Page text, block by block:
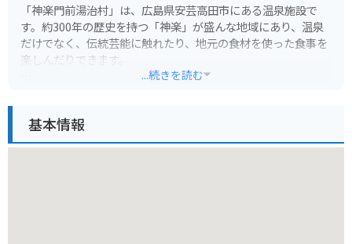
「神楽門前湯治村」は、広島県安芸高田市にある温泉施設で
す。約300年の歴史を持つ「神楽」が盛んな地域にあり、温泉
だけでなく、伝統芸能に触れたり、地元の食材を使った食事を
楽しんだりできます。
どもあり、ゆったりと過ごせます。施設内には食事処や特産品
販売所もあり、地元の味が楽しめます。
...続きを読む
基本情報